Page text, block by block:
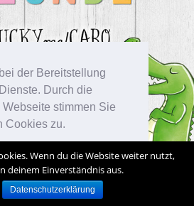
der Bereitstellung
Durch die
stimmen Sie
Cookies zu.
ALLGEMEIN
Wenn du die Website weiter nutzt,
deinem Einverständnis aus.
Datenschutzerklärung